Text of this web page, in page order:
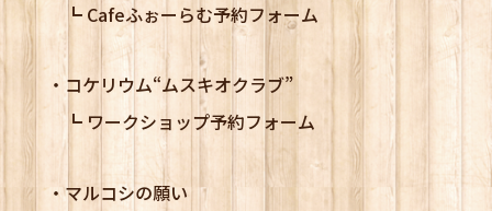
Cafeふぉーらむ予約フォーム
コケリウム“ムスキオクラブ”
ワークショップ予約フォーム
マルコシの願い